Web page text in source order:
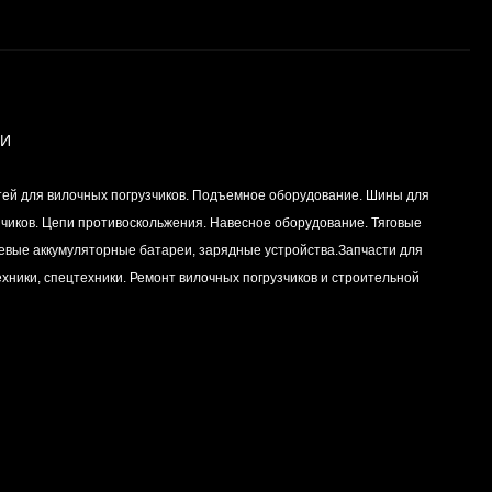
Вкладыш коренной (0,5)
(1шт - 1 половинка) для
двигателей
Цена по
запросу
для вилочных погрузчиков. Подъемное оборудование. Шины для
Цепи противоскольжения. Навесное оборудование. Тяговые
аккумуляторные батареи, зарядные устройства.Запчасти для
спецтехники. Ремонт вилочных погрузчиков и строительной